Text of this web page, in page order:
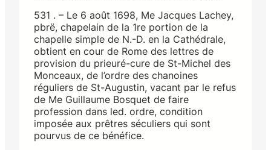
531 . – Le 6 août 1698, Me Jacques Lachey,
pbrë, chapelain de la 1re portion de la
chapelle simple de N.-D. en la Cathédrale,
obtient en cour de Rome des lettres de
provision du prieuré-cure de St-Michel des
Monceaux, de l’ordre des chanoines
réguliers de St-Augustin, vacant par le refus
de Me Guillaume Bosquet de faire
profession dans led. ordre, condition
imposée aux prêtres séculiers qui sont
pourvus de ce bénéfice.